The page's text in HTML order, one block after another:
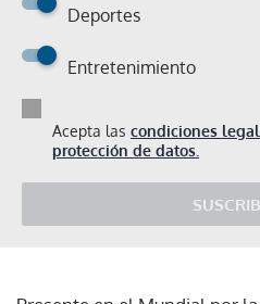
Deportes
Entretenimiento
Acepta las condiciones
protección de datos.